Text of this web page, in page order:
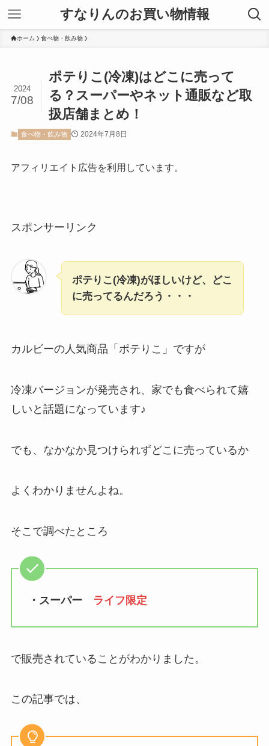
すなりんのお買い物情報
ホーム 食べ物・飲み物
ポテりこ(冷凍)はどこに売って
る？スーパーやネット通販など取
扱店舗まとめ！
2024
7/08
食べ物・飲み物 2024年7月8日
アフィリエイト広告を利用しています。
スポンサーリンク
ポテりこ(冷凍)がほしいけど、どこ
に売ってるんだろう・・・
カルビーの人気商品「ポテりこ」ですが
冷凍バージョンが発売され、家でも食べられて嬉
しいと話題になっています♪
でも、なかなか見つけられずどこに売っているか
よくわかりませんよね。
そこで調べたところ
・スーパー ライフ限定
で販売されていることがわかりました。
この記事では、